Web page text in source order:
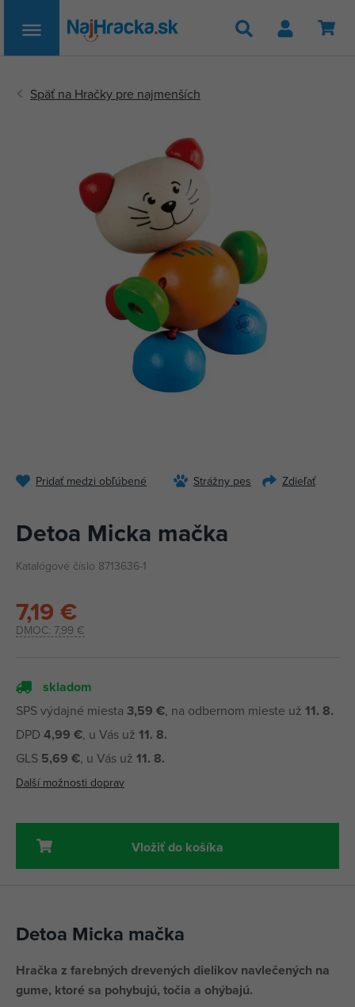
Hľadať
Pridať medzi obľúbené Strážny pes Zdieľať
Detoa Micka mačka
Katalógové číslo 8713636-1
DMOC: 7,99 €
7,19 €
skladom
SPS výdajné miesta 3,59 €, na odbernom mieste už 11. 8.
DPD 4,99 €, u Vás už 11. 8.
GLS 5,69 €, u Vás už 11. 8.
Další možnosti doprav
Vložiť do košíka
Detoa Micka mačka
Hračka z farebných drevených dielikov navlečených na
gume, ktoré sa pohybujú, točia a ohýbajú.